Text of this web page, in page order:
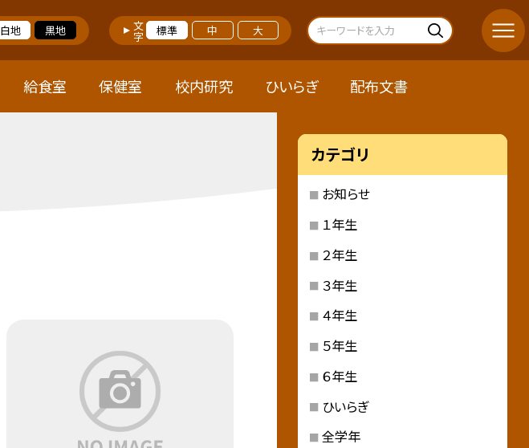
白地 黒地 文字 標準 中 大
給食室 保健室 校内研究 ひいらぎ 配布文書
カテゴリ
お知らせ
１年生
２年生
３年生
４年生
５年生
６年生
ひいらぎ
全学年